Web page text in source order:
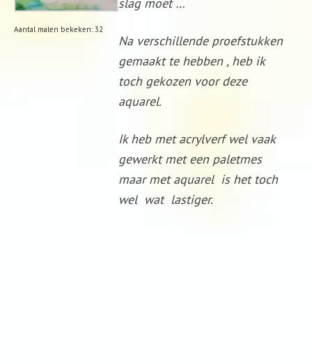
Aantal malen bekeken: 32
Na verschillende proefstukken
gemaakt te hebben , heb ik
toch gekozen voor deze
aquarel.
Ik heb met acrylverf wel vaak
gewerkt met een paletmes
maar met aquarel is het toch
wel wat lastiger.